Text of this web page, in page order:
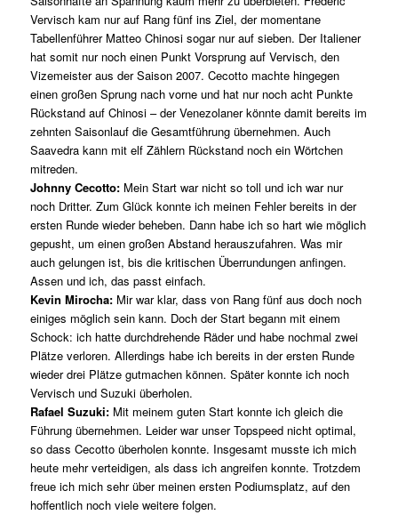
Vervisch kam nur auf Rang fünf ins Ziel, der momentane
Tabellenführer Matteo Chinosi sogar nur auf sieben. Der Italiener
hat somit nur noch einen Punkt Vorsprung auf Vervisch, den
Vizemeister aus der Saison 2007. Cecotto machte hingegen
einen großen Sprung nach vorne und hat nur noch acht Punkte
Rückstand auf Chinosi – der Venezolaner könnte damit bereits im
zehnten Saisonlauf die Gesamtführung übernehmen. Auch
Saavedra kann mit elf Zählern Rückstand noch ein Wörtchen
mitreden.
Johnny Cecotto: Mein Start war nicht so toll und ich war nur
noch Dritter. Zum Glück konnte ich meinen Fehler bereits in der
ersten Runde wieder beheben. Dann habe ich so hart wie möglich
gepusht, um einen großen Abstand herauszufahren. Was mir
auch gelungen ist, bis die kritischen Überrundungen anfingen.
Assen und ich, das passt einfach.
Kevin Mirocha: Mir war klar, dass von Rang fünf aus doch noch
einiges möglich sein kann. Doch der Start begann mit einem
Schock: ich hatte durchdrehende Räder und habe nochmal zwei
Plätze verloren. Allerdings habe ich bereits in der ersten Runde
wieder drei Plätze gutmachen können. Später konnte ich noch
Vervisch und Suzuki überholen.
Rafael Suzuki: Mit meinem guten Start konnte ich gleich die
Führung übernehmen. Leider war unser Topspeed nicht optimal,
so dass Cecotto überholen konnte. Insgesamt musste ich mich
heute mehr verteidigen, als dass ich angreifen konnte. Trotzdem
freue ich mich sehr über meinen ersten Podiumsplatz, auf den
hoffentlich noch viele weitere folgen.